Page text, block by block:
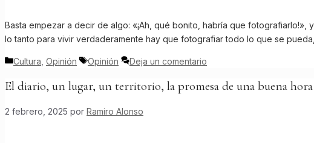
Basta empezar a decir de algo: «¡Ah, qué bonito, habría que
lo tanto para vivir verdaderamente hay que fotografiar todo lo que se
Categorías
Cultura Opinión Etiquetas
Opinión Deja un comentario
El diario, un lugar, un territorio, la promesa de una buena hora
2 febrero, 2025 por Ramiro Alonso